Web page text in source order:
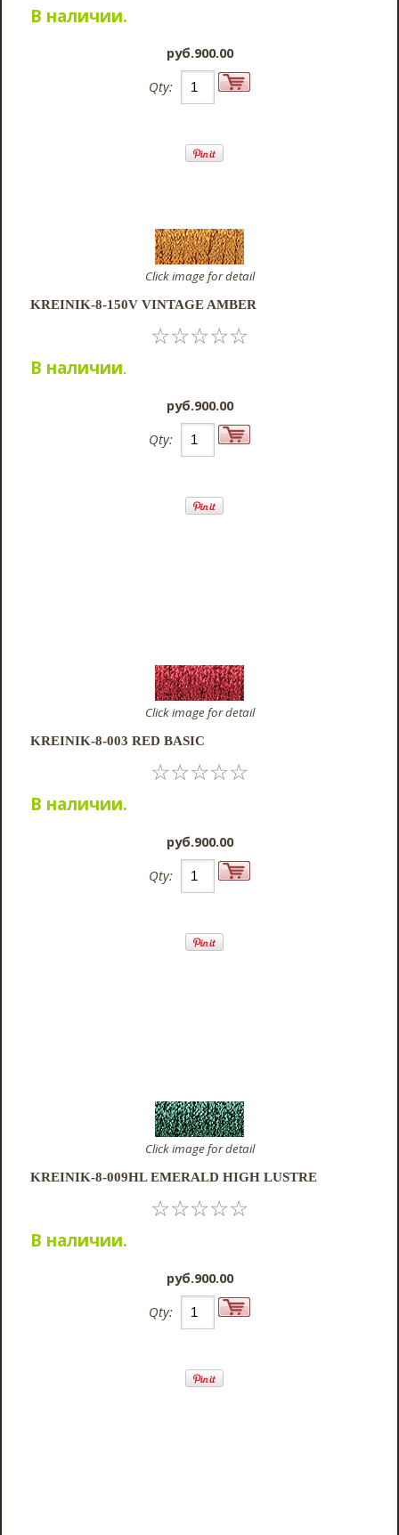
В наличии.
pyб.900.00
Qty:
Click image for detail
KREINIK-8-150V VINTAGE AMBER
☆☆☆☆☆
В наличии.
pyб.900.00
Qty:
Click image for detail
KREINIK-8-003 RED BASIC
☆☆☆☆☆
В наличии.
pyб.900.00
Qty:
Click image for detail
KREINIK-8-009HL EMERALD HIGH LUSTRE
☆☆☆☆☆
В наличии.
pyб.900.00
Qty: